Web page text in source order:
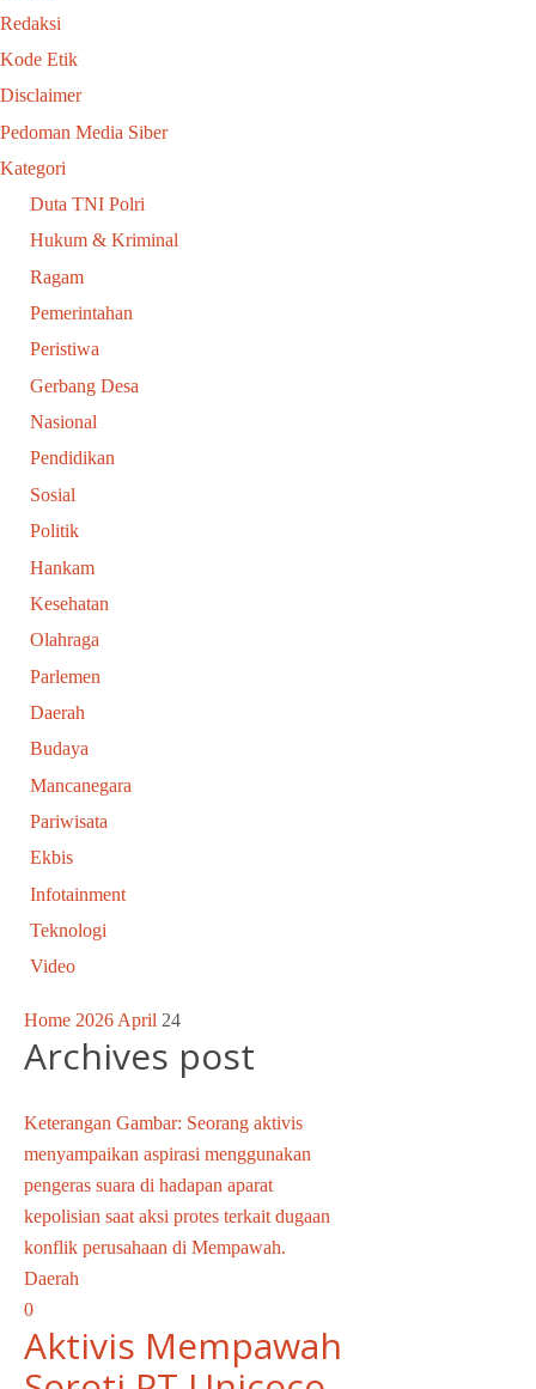
Redaksi
Kode Etik
Disclaimer
Pedoman Media Siber
Kategori
Duta TNI Polri
Hukum & Kriminal
Ragam
Pemerintahan
Peristiwa
Gerbang Desa
Nasional
Pendidikan
Sosial
Politik
Hankam
Kesehatan
Olahraga
Parlemen
Daerah
Budaya
Mancanegara
Pariwisata
Ekbis
Infotainment
Teknologi
Video
Home 2026 April 24
Archives post
Keterangan Gambar: Seorang aktivis
menyampaikan aspirasi menggunakan
pengeras suara di hadapan aparat
kepolisian saat aksi protes terkait dugaan
konflik perusahaan di Mempawah.
Daerah
0
Aktivis Mempawah